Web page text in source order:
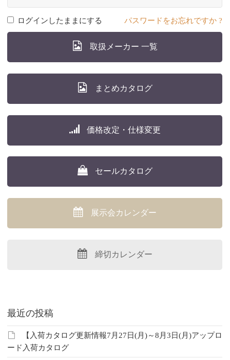
ログインしたままにする パスワードをお忘れですか ?
取扱メーカー 一覧
まとめカタログ
価格改定・仕様変更
セールカタログ
展示会カレンダー
締切カレンダー
最近の投稿
【入荷カタログ更新情報7月27日(月)～8月3日(月)アップロ
ード入荷カタログ